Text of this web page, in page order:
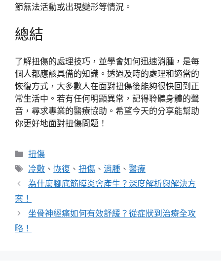
節無法活動或出現變形等情況。
總結
了解扭傷的處理技巧，並學會如何迅速消腫，是每
個人都應該具備的知識。透過及時的處理和適當的
恢復方式，大多數人在面對扭傷後能夠很快回到正
常生活中。若有任何明顯異常，記得聆聽身體的聲
音，尋求專業的醫療協助。希望今天的分享能幫助
你更好地面對扭傷問題！
分
類
扭傷
標
籤
冷敷 、恢復 、扭傷 、消腫 、醫療
為什麼腳底筋膜炎會產生？深度解析與解決方
案！
坐骨神經痛如何有效舒緩？從症狀到治療全攻
略！